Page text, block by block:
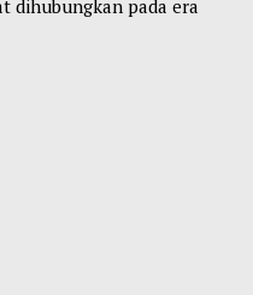
dihubungkan pada era